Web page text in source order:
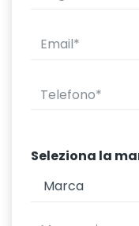
Seleziona la